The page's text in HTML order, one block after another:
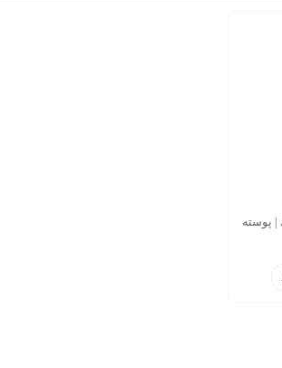
قالب آدرنالین Adrenalin | پوسته